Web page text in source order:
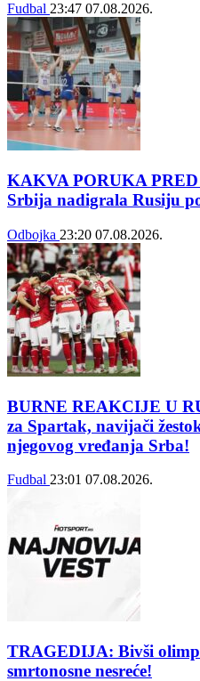
Fudbal 23:47 07.08.2026.
KAKVA PORUKA
Srbija nadigrala Rusiju
Odbojka 23:20 07.08.2026.
BURNE REAKCIJE U
za Spartak, navijači
njegovog vređanja Srba!
Fudbal 23:01 07.08.2026.
TRAGEDIJA: Bivši
smrtonosne nesreće!